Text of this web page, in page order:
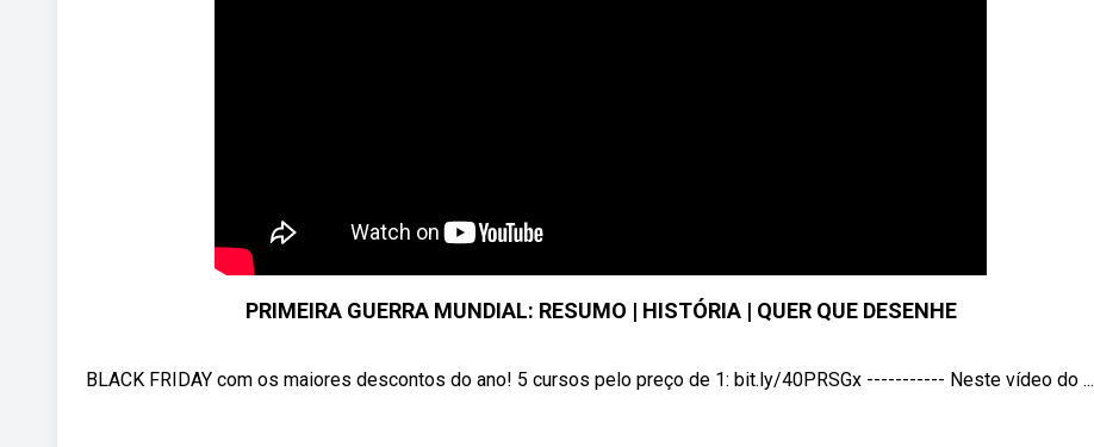
PRIMEIRA GUERRA MUNDIAL: RESUMO | HISTÓRIA | QUER QUE DESENHE
BLACK FRIDAY com os maiores descontos do ano! 5 cursos pelo preço de 1: bit.ly/40PRSGx ----------- Neste vídeo do ...